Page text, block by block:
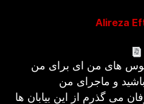
Alireza
های من ای برای من
و ماجرای من
می گذرم از این بیابان ها